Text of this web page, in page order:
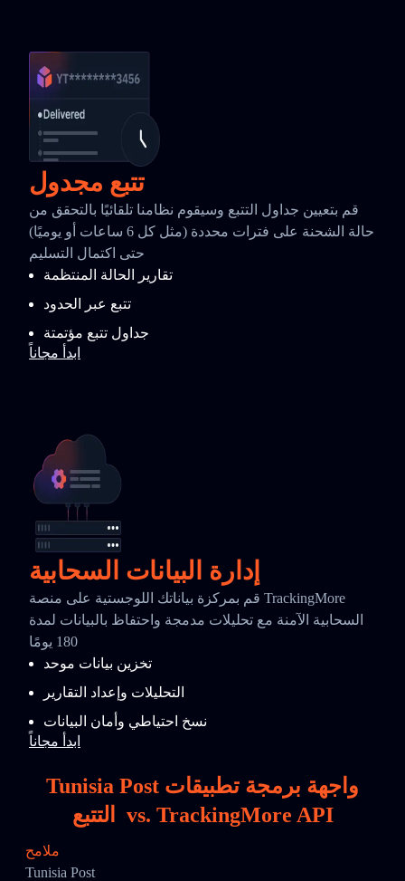
تتبع مجدول
قم بتعيين جداول التتبع وسيقوم نظامنا تلقائيًا بالتحقق من
حالة الشحنة على فترات محددة (مثل كل 6 ساعات أو يوميًا)
حتى اكتمال التسليم
تقارير الحالة المنتظمة
تتبع عبر الحدود
جداول تتبع مؤتمتة
ابدأ مجاناً
إدارة البيانات السحابية
قم بمركزة بياناتك اللوجستية على منصة TrackingMore
السحابية الآمنة مع تحليلات مدمجة واحتفاظ بالبيانات لمدة
180 يومًا
تخزين بيانات موحد
التحليلات وإعداد التقارير
نسخ احتياطي وأمان البيانات
ابدأ مجاناً
Tunisia Post واجهة برمجة تطبيقات
التتبع
vs. TrackingMore API
ملامح
Tunisia Post